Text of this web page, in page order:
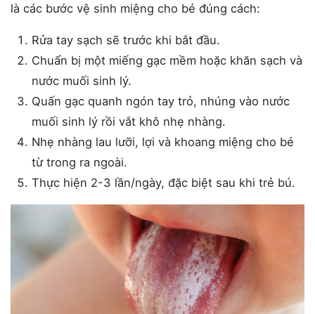
là các bước vệ sinh miệng cho bé đúng cách:
Rửa tay sạch sẽ trước khi bắt đầu.
Chuẩn bị một miếng gạc mềm hoặc khăn sạch và
nước muối sinh lý.
Quấn gạc quanh ngón tay trỏ, nhúng vào nước
muối sinh lý rồi vắt khô nhẹ nhàng.
Nhẹ nhàng lau lưỡi, lợi và khoang miệng cho bé
từ trong ra ngoài.
Thực hiện 2-3 lần/ngày, đặc biệt sau khi trẻ bú.